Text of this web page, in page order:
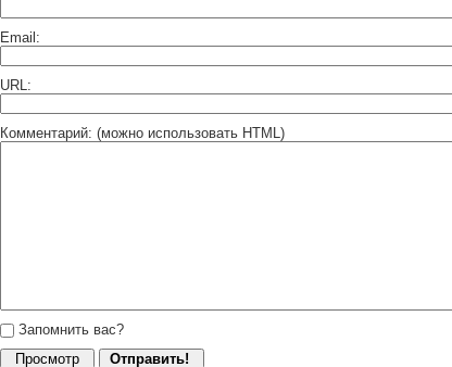
Email:
URL:
Комментарий: (можно использовать HTML)
Запомнить вас?